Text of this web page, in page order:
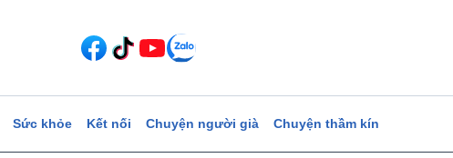
Sức khỏe Kết nối Chuyện người già Chuyện thầm kín